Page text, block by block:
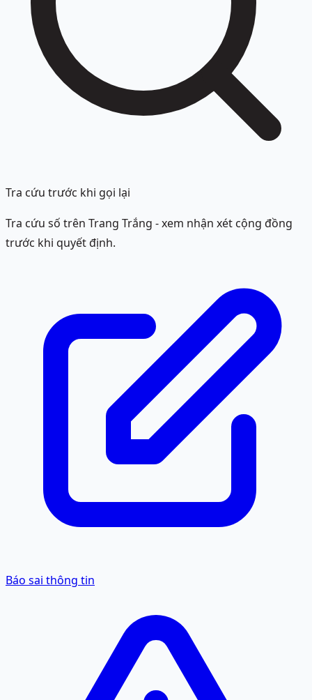
Tra cứu trước khi gọi lại
Tra cứu số trên Trang Trắng - xem nhận xét cộng đồng
trước khi quyết định.
Báo sai thông tin